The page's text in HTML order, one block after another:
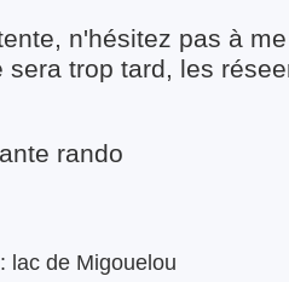
n'hésitez pas à
sera trop tard, les
rando
lac de Migouelou